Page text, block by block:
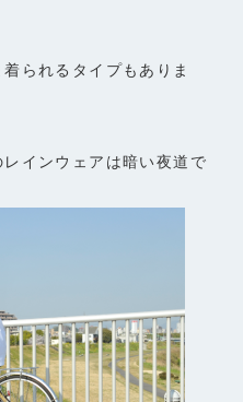
られるタイプもありま
インウェアは暗い夜道で